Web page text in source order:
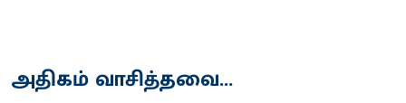
அதிகம் வாசித்தவை...